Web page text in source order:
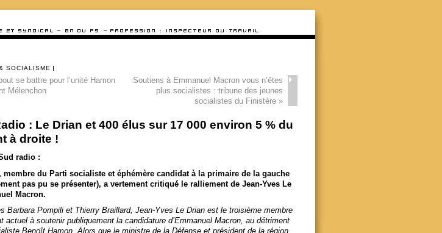
SOCIALISME
se battre pour l’unité Hamon
Mélenchon
Soutiens à Emmanuel Macron vous n’êtes
plus socialistes : tribune des jeunes
socialistes du Finistère»
: Le Drian et 400 élus sur 17 000 environ 5 % du
à droite !
radio :
membre du Parti socialiste et éphémère candidat à la primaire de la gauche
pas pu se présenter), a vertement critiqué le ralliement de Jean-Yves Le
Macron.
Barbara Pompili et Thierry Braillard, Jean-Yves Le Drian est le troisième membre
actuel à soutenir publiquement la candidature d’Emmanuel Macron, au détriment
Benoît Hamon. Alors que le ministre de la Défense et président de la région